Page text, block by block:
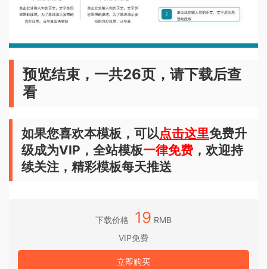
预览结束，一共26页，请下载后查
看
如果您喜欢本模板，可以点击这里免费升
级成为VIP，全站模板一律免费 ，欢迎持
续关注，精彩模板每天推送
下载价格 19 RMB
VIP免费
立即购买